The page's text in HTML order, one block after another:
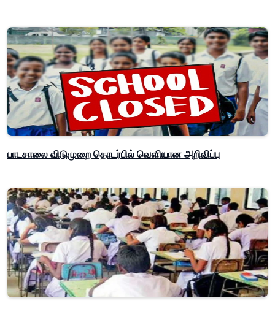
பாடசாலை விடுமுறை தொடர்பில் வௌியான அறிவிப்பு